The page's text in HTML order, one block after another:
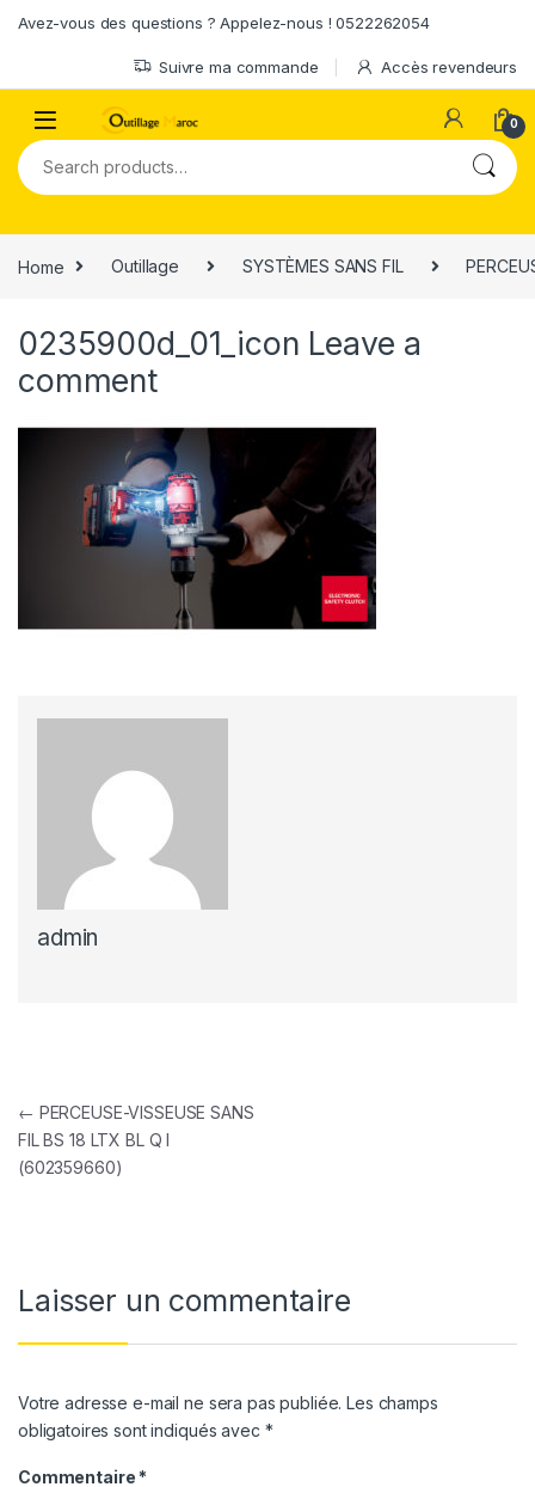
Avez-vous des questions ? Appelez-nous ! 0522262054
Suivre ma commande Accès revendeurs
0
Search for:
Home Outillage SYSTÈMES SANS FIL
0235900d_01_icon Leave a
comment
admin
Navigation de l’article
← PERCEUSE-VISSEUSE SANS
FIL BS 18 LTX BL Q I
(602359660)
Laisser un commentaire
Votre adresse e-mail ne sera pas publiée. Les champs
obligatoires sont indiqués avec *
Commentaire *